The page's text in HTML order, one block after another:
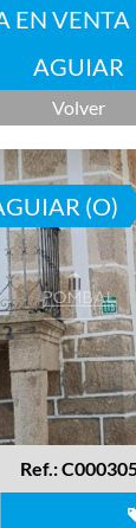
EN VENTA
AGUIAR
Volver
(O)
Ref.: